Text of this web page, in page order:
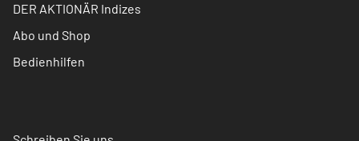
DER AKTIONÄR Indizes
Abo und Shop
Bedienhilfen